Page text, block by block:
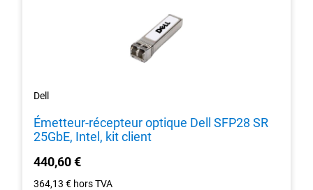
Dell
Émetteur-récepteur optique Dell SFP28 SR
25GbE, Intel, kit client
440,60 €
364,13 € hors TVA